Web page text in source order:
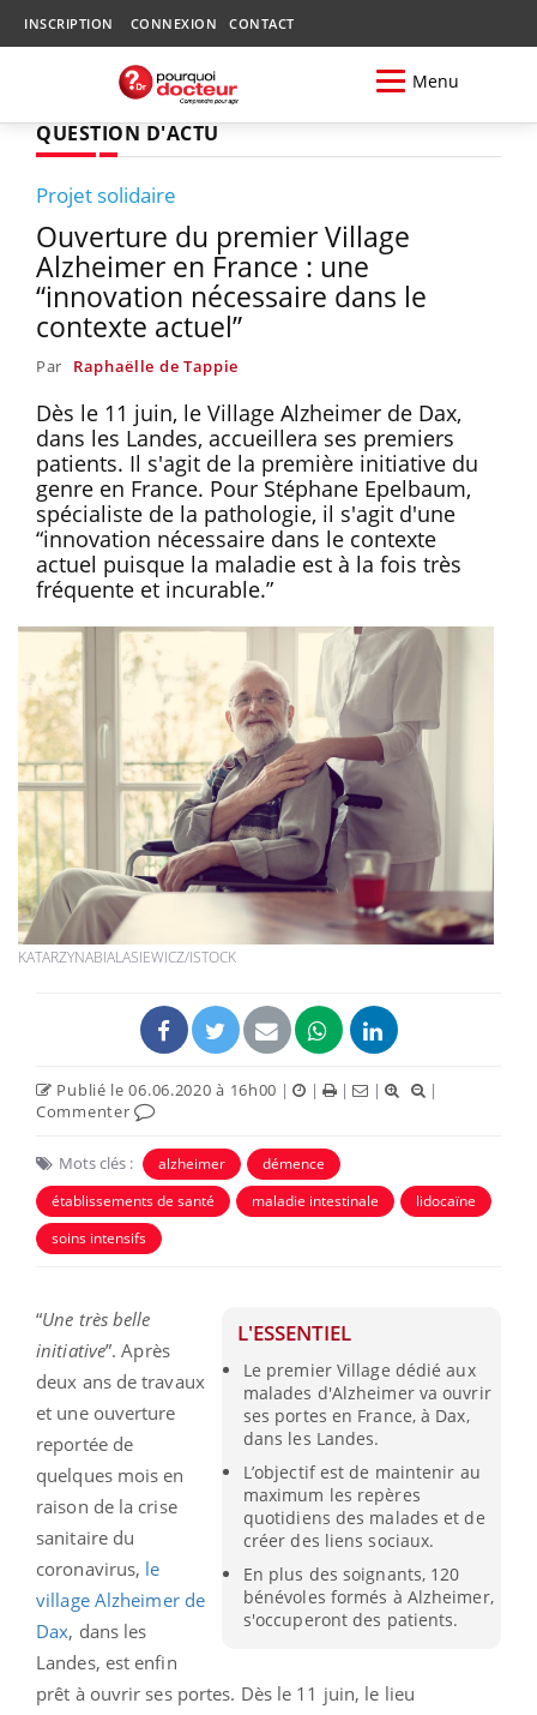
INSCRIPTION CONNEXION CONTACT
Menu
QUESTION D'ACTU
Projet solidaire
Ouverture du premier Village
Alzheimer en France : une
“innovation nécessaire dans le
contexte actuel”
Par Raphaëlle de Tappie
Dès le 11 juin, le Village Alzheimer de Dax,
dans les Landes, accueillera ses premiers
patients. Il s'agit de la première initiative du
genre en France. Pour Stéphane Epelbaum,
spécialiste de la pathologie, il s'agit d'une
“innovation nécessaire dans le contexte
actuel puisque la maladie est à la fois très
fréquente et incurable.”
KATARZYNABIALASIEWICZ/ISTOCK
Publié le 06.06.2020 à 16h00 | | | |
|
Commenter
Mots clés : alzheimer
démence
établissements de santé
maladie intestinale
lidocaïne
soins intensifs
L'ESSENTIEL
Le premier Village dédié aux
malades d'Alzheimer va ouvrir
ses portes en France, à Dax,
dans les Landes.
L’objectif est de maintenir au
maximum les repères
quotidiens des malades et de
créer des liens sociaux.
En plus des soignants, 120
bénévoles formés à Alzheimer,
s'occuperont des patients.
“Une très belle
initiative”. Après
deux ans de travaux
et une ouverture
reportée de
quelques mois en
raison de la crise
sanitaire du
coronavirus, le
village Alzheimer de
Dax, dans les
Landes, est enfin
prêt à ouvrir ses portes. Dès le 11 juin, le lieu